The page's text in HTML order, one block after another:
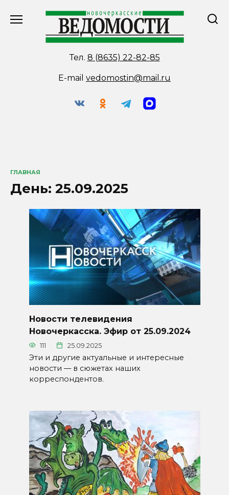
Тел. 8 (8635) 22-82-85
E-mail vedomostin@mail.ru
ГЛАВНАЯ
День: 25.09.2025
Новости телевидения
Новочеркасска. Эфир от 25.09.2024
111 25.09.2025
Эти и другие актуальные и интересные
новости — в сюжетах наших
корреспондентов.